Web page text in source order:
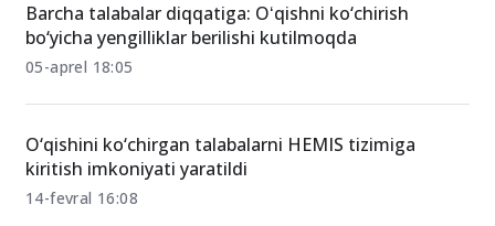
Barcha talabalar diqqatiga: Oʻqishni ko‘chirish
bo‘yicha yengilliklar berilishi kutilmoqda
05-aprel 18:05
O‘qishini ko‘chirgan talabalarni HEMIS tizimiga
kiritish imkoniyati yaratildi
14-fevral 16:08